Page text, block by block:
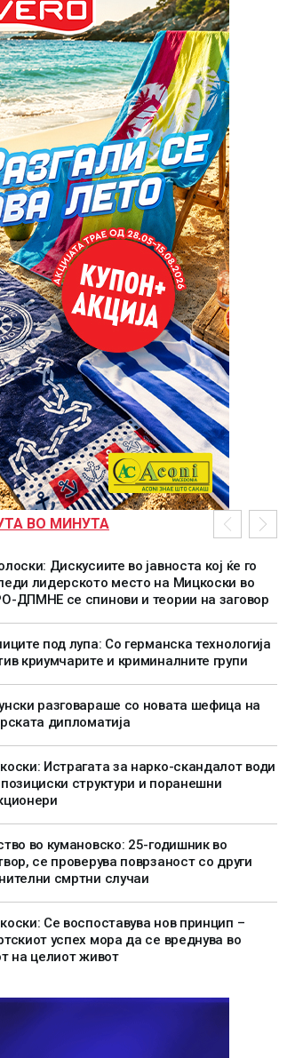
ВО МИНУТА
Дискусиите во јавноста кој ќе го
лидерското место на Мицкоски во
ДПМНЕ се спинови и теории на заговор
под лупа: Со германска технологија
криумчарите и криминалните групи
разговараше со новата шефица на
дипломатија
Истрагата за нарко-скандалот води
структури и поранешни
во кумановско: 25-годишник во
се проверува поврзаност со други
смртни случаи
Се воспоставува нов принцип –
успех мора да се вреднува во
на целиот живот